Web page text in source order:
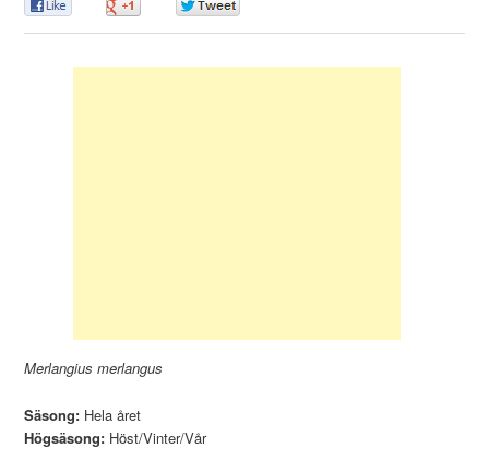
Merlangius merlangus
Säsong: Hela året
Högsäsong: Höst/Vinter/Vår